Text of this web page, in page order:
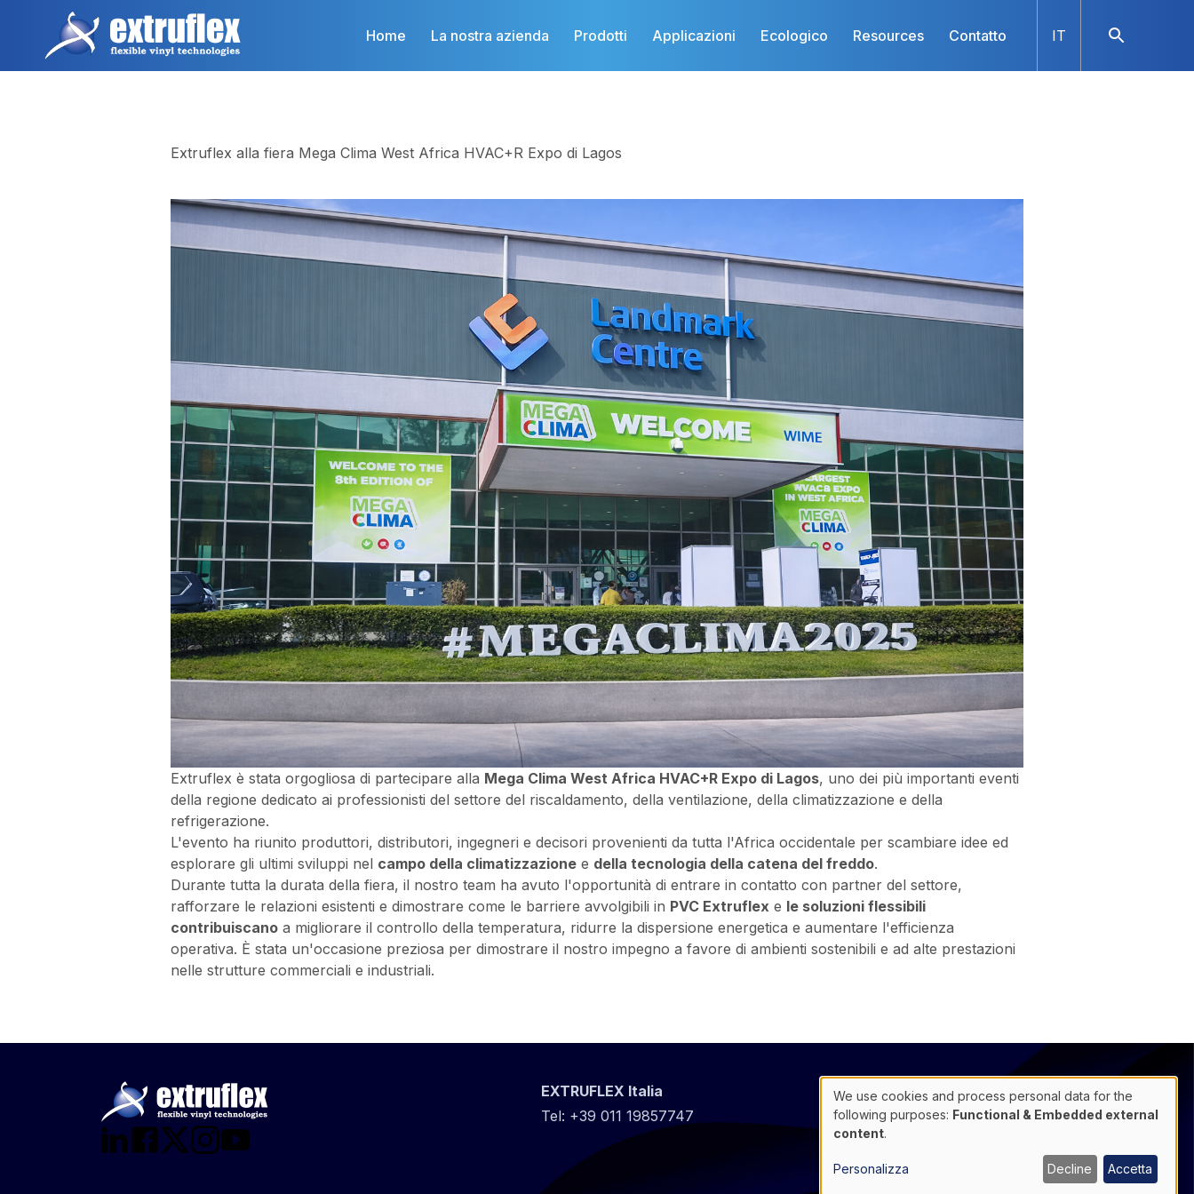
contenuto
principale
Home La nostra azienda Prodotti Applicazioni Ecologico Resources Contatto IT
Extruflex alla fiera Mega Clima West Africa HVAC+R Expo di Lagos
Extruflex è stata orgogliosa di partecipare alla Mega Clima West Africa HVAC+R Expo di Lagos, uno dei più importanti eventi
della regione dedicato ai professionisti del settore del riscaldamento, della ventilazione, della climatizzazione e della
refrigerazione.
L'evento ha riunito produttori, distributori, ingegneri e decisori provenienti da tutta l'Africa occidentale per scambiare idee ed
esplorare gli ultimi sviluppi nel campo della climatizzazione e della tecnologia della catena del freddo.
Durante tutta la durata della fiera, il nostro team ha avuto l'opportunità di entrare in contatto con partner del settore,
rafforzare le relazioni esistenti e dimostrare come le barriere avvolgibili in PVC Extruflex e le soluzioni flessibili
contribuiscano a migliorare il controllo della temperatura, ridurre la dispersione energetica e aumentare l'efficienza
operativa. È stata un'occasione preziosa per dimostrare il nostro impegno a favore di ambienti sostenibili e ad alte prestazioni
nelle strutture commerciali e industriali.
EXTRUFLEX Italia
Tel: +39 011 19857747
@
Footer
Contatto
Data protection
Cookie manager
Use
of
personal
data
We use cookies and process personal data for the
following purposes: Functional & Embedded external
content.
Personalizza Decline Accetta